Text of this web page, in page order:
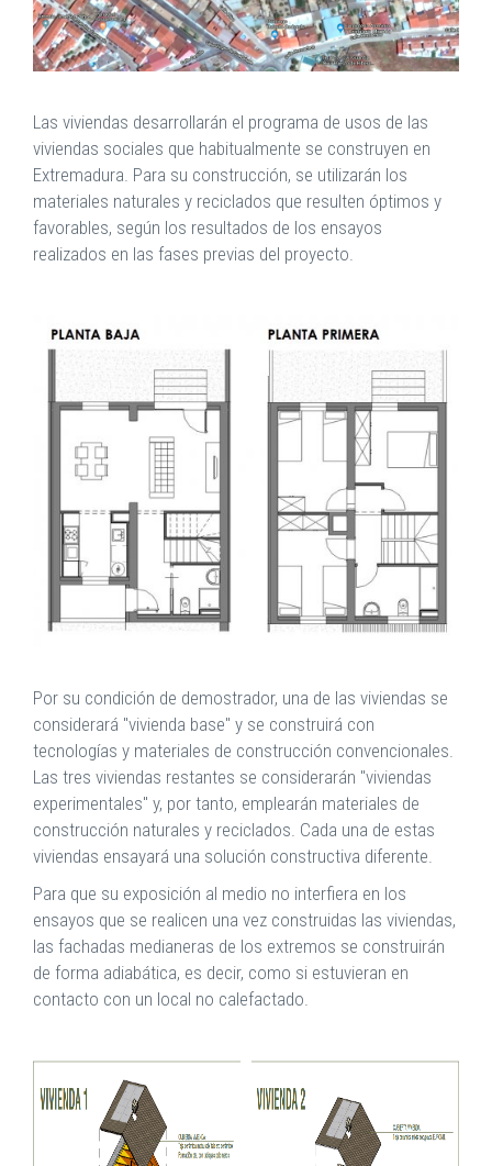
Las viviendas desarrollarán el programa de usos de las
viviendas sociales que habitualmente se construyen en
Extremadura. Para su construcción, se utilizarán los
materiales naturales y reciclados que resulten óptimos y
favorables, según los resultados de los ensayos
realizados en las fases previas del proyecto.
Por su condición de demostrador, una de las viviendas se
considerará "vivienda base" y se construirá con
tecnologías y materiales de construcción convencionales.
Las tres viviendas restantes se considerarán "viviendas
experimentales" y, por tanto, emplearán materiales de
construcción naturales y reciclados. Cada una de estas
viviendas ensayará una solución constructiva diferente.
Para que su exposición al medio no interfiera en los
ensayos que se realicen una vez construidas las viviendas,
las fachadas medianeras de los extremos se construirán
de forma adiabática, es decir, como si estuvieran en
contacto con un local no calefactado.